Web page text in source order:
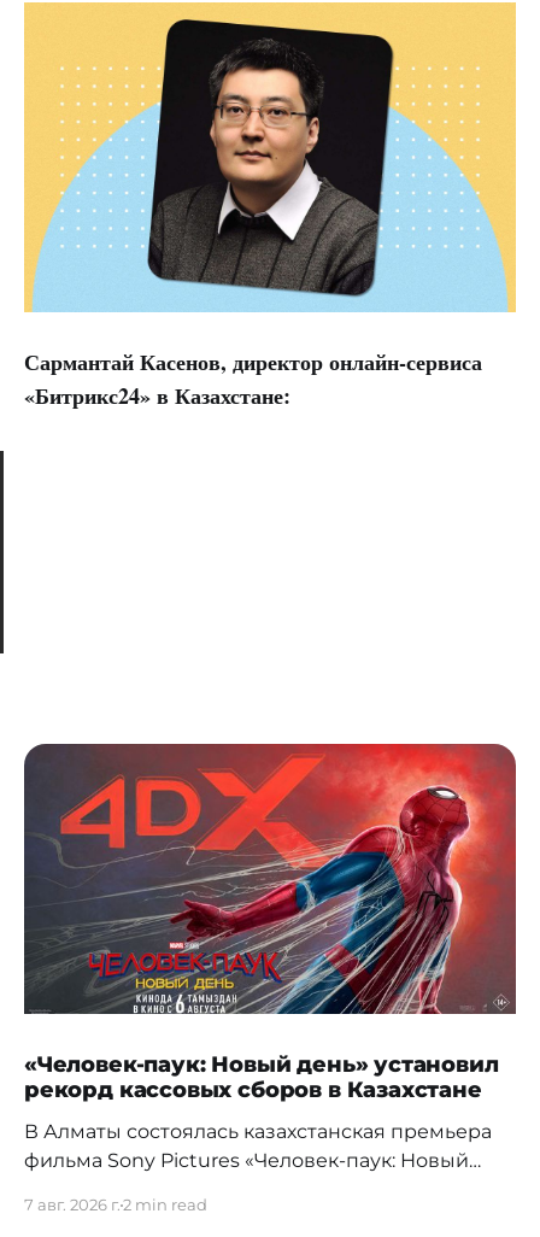
Сармантай Касенов, директор онлайн-сервиса
«Битрикс24» в Казахстане:
«Человек-паук: Новый день» установил
рекорд кассовых сборов в Казахстане
В Алматы состоялась казахстанская премьера
фильма Sony Pictures «Человек-паук: Новый
7 авг. 2026 г.2 min read